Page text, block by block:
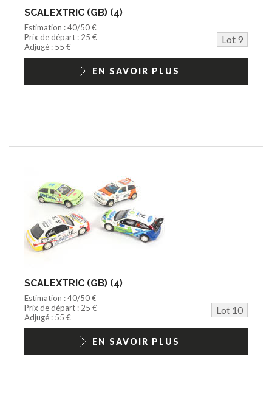
SCALEXTRIC (GB) (4)
Estimation : 40/50 €
Prix de départ : 25 €
Lot 9
Adjugé : 55 €
EN SAVOIR PLUS
SCALEXTRIC (GB) (4)
Estimation : 40/50 €
Prix de départ : 25 €
Lot 10
Adjugé : 55 €
EN SAVOIR PLUS